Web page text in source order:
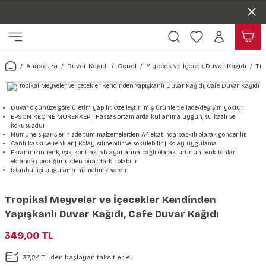
Harita & Şehir Duvar Kağıdı
Türkiye Serisi Duvar Kağıdı
Şehir & Ülke Duvar Kağıdı
Duvar Kağıdı
Çiçek Duvar Kağıdı
Hayvan, Yaprak & Çiçek
Yaprak Desenli Duvar Kağıdı
Hayvan Duvar Kağıdı
Kağıdı
Doğa & Manza Duvar Kağıdı
Manzara Duvar Kağıdı
Orman Duvar Kağıdı
Tasarım & Sanatsal Duvar
Sanat Duvar Kağıdı
Geometrik Duvar Kağıdı
Müzik Duvar Kağıdı
Araba Duvar Kağıdı
Sağlık Duvar Kağıdı
Taş Desenli Duvar Kağıdı
Ahşap, Mermer & Taş
Mermer Desenli Duvar Kağıdı
Taş Desenli Duvar Kağıdı
Ahşap Desenli Duvar Kağıdı
Kağıdı Stickeri
Seti
Sticker Seti
Anasayfa Duvar Kağıdı Genel Yiyecek ve İçecek Duvar Kağıdı
Duvar ölçünüze göre üretim yapılır. Özelleştirilmiş ürünlerde iade/değişim yoktur.
EPSON REÇİNE MÜREKKEP | Hassas ortamlarda kullanıma uygun, su bazlı ve
kokusuzdur.
Numune siparişlerinizde tüm malzemelerden A4 ebatında baskılı olarak gönderilir.
Canlı baskı ve renkler | Kolay silinebilir ve sökülebilir | Kolay uygulama
Ekranınızın renk, ışık, kontrast vb. ayarlarına bağlı olarak, ürünün renk tonları
ekranda gördüğünüzden biraz farklı olabilir.
İstanbul içi uygulama hizmetimiz vardır.
Tropikal Meyveler ve İçecekler Kendinden
Yapışkanlı Duvar Kağıdı, Cafe Duvar Kağıdı
349,00 TL
37,24 TL den başlayan taksitlerle!